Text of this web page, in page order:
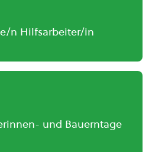
n Hilfsarbeiter/in
und Bauerntage